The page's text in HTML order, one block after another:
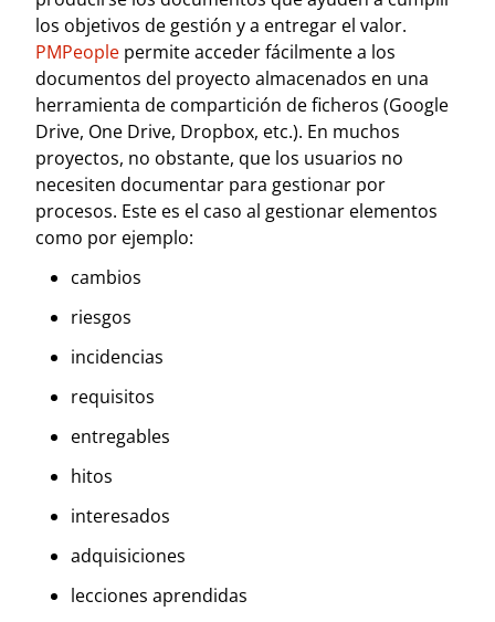
los objetivos de gestión y a entregar el valor.
PMPeople permite acceder fácilmente a los
documentos del proyecto almacenados en una
herramienta de compartición de ficheros (Google
Drive, One Drive, Dropbox, etc.). En muchos
proyectos, no obstante, que los usuarios no
necesiten documentar para gestionar por
procesos. Este es el caso al gestionar elementos
como por ejemplo:
cambios
riesgos
incidencias
requisitos
entregables
hitos
interesados
adquisiciones
lecciones aprendidas